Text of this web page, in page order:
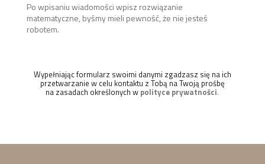
Po wpisaniu wiadomości wpisz rozwiązanie
matematyczne, byśmy mieli pewność, że nie jesteś
robotem.
Wypełniając formularz swoimi danymi zgadzasz się na ich
przetwarzanie w celu kontaktu z Tobą na Twoją prośbę
na zasadach określonych w polityce prywatności.